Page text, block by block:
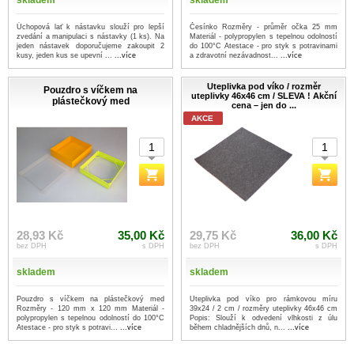
Úchopová lať k nástavku slouží pro lepší
zvedání a manipulaci s nástavky (1 ks). Na
jeden nástavek doporučujeme zakoupit 2
kusy, jeden kus se upevní ... ...více
Česínko Rozměry - průměr očka 25 mm
Materiál - polypropylen s tepelnou odolností
do 100°C Atestace - pro styk s potravinami
a zdravotní nezávadnost... ...více
Pouzdro s víčkem na
plástečkový med
28,93 Kč
bez DPH
35,00 Kč
s DPH
skladem
Pouzdro s víčkem na plástečkový med
Rozměry - 120 mm x 120 mm Materiál -
polypropylen s tepelnou odolností do 100°C
Atestace - pro styk s potravi... ...více
Uteplivka pod víko / rozměr
uteplivky 46x46 cm / SLEVA ! Akční
cena – jen do ...
AKCE
29,75 Kč
bez DPH
36,00 Kč
s DPH
skladem
Uteplivka pod víko pro rámkovou míru
39x24 / 2 cm / rozměry uteplivky 46x46 cm
Popis: Slouží k odvedení vlhkosti z úlu
během chladnějších dnů, n... ...více